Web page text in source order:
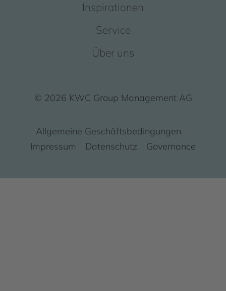
Inspirationen
Service
Über uns
© 2026 KWC Group Management AG
Allgemeine Geschäftsbedingungen
Impressum
Datenschutz Governance